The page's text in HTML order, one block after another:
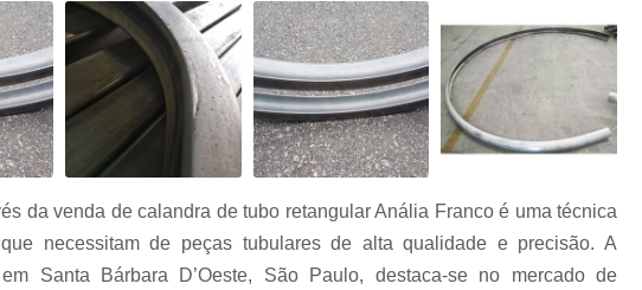
Cortes de
chapa
Curvamento
de tubo
Dobra de
chapas
tubo
Empresas de
corte
Conformação em
Conformação para
Conformação Tubo de Metal
Corrimão Aço Tipo
Corrimão de
Corrimão de Aço Galvanizado
Corrimão em
da venda de calandra de tubo retangular Anália Franco é uma técnica
necessitam de peças tubulares de alta qualidade e precisão. A
Santa Bárbara D’Oeste, São Paulo, destaca-se no mercado de